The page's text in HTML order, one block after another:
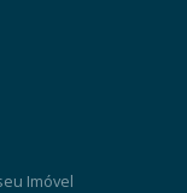
Imóvel